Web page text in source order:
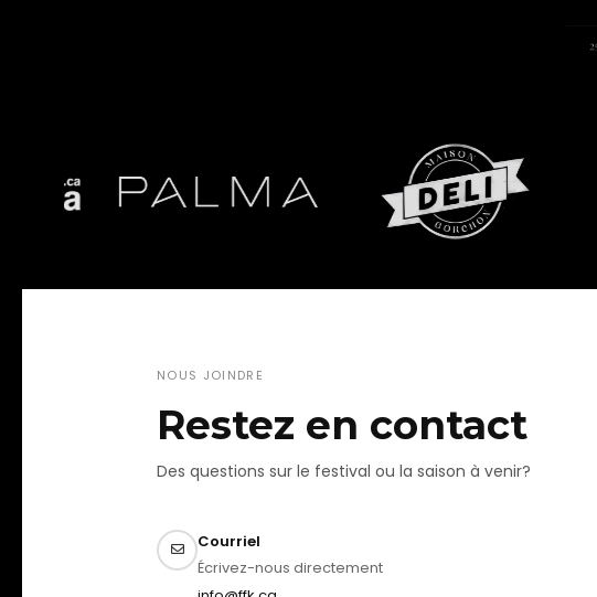
NOUS JOINDRE
Restez en contact
Des questions sur le festival ou la saison à venir?
Courriel
Écrivez-nous directement